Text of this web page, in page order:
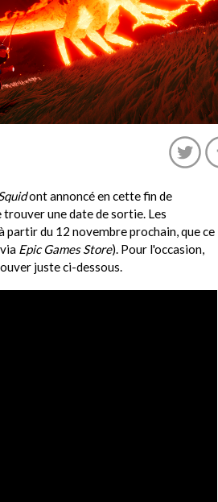
ont annoncé en cette fin de
trouver une date de sortie. Les
du 12 novembre prochain, que ce
Epic Games Store). Pour l'occasion,
juste ci-dessous.